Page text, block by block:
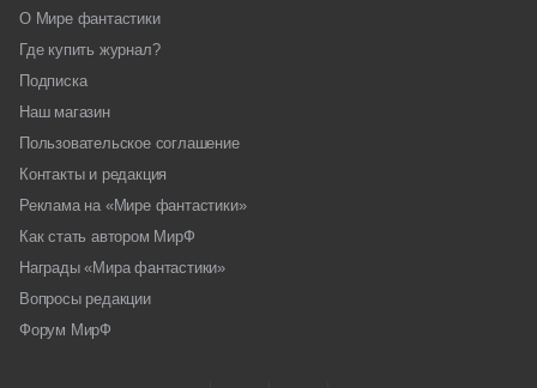
О Мире фантастики
Где купить журнал?
Подписка
Наш магазин
Пользовательское соглашение
Контакты и редакция
Реклама на «Мире фантастики»
Как стать автором МирФ
Награды «Мира фантастики»
Вопросы редакции
Форум МирФ